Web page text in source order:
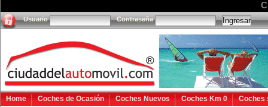
Usuario Contraseña
Home Coches de Ocasión Coches Nuevos Coches Km 0 Coches